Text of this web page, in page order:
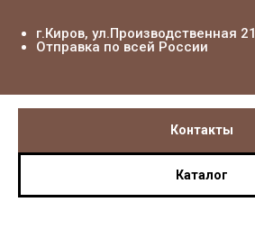
г.Киров, ул.Производственная 21
Отправка по всей России
Контакты
Каталог